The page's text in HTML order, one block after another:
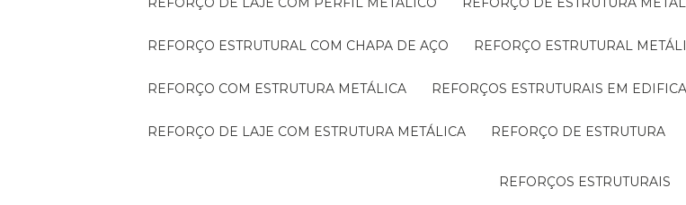
REFORÇO ESTRUTURAL COM CHAPA DE AÇO REFORÇO ESTRUTURAL
REFORÇO COM ESTRUTURA METÁLICA REFORÇOS ESTRUTURAIS EM
REFORÇO DE LAJE COM ESTRUTURA METÁLICA REFORÇO DE ESTRUTURA
REFORÇOS ESTRUTURAIS